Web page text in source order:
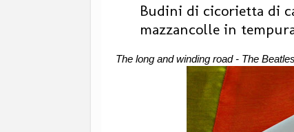
Budini di cicorietta di
mazzancolle in
The long and winding road - The Beatles